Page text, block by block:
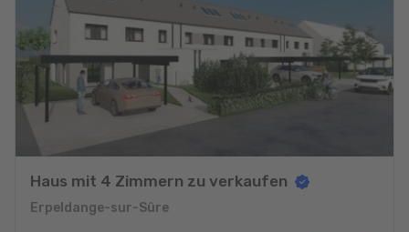
Haus mit 4 Zimmern zu verkaufen
Erpeldange-sur-Sûre